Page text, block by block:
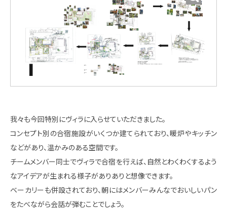
我々も今回特別にヴィラに入らせていただきました。
コンセプト別の合宿施設がいくつか建てられており、暖炉やキッチン
などがあり、温かみのある空間です。
チームメンバー同士でヴィラで合宿を行えば、自然とわくわくするよう
なアイデアが生まれる様子がありありと想像できます。
ベーカリーも併設されており、朝にはメンバーみんなでおいしいパン
をたべながら会話が弾むことでしょう。